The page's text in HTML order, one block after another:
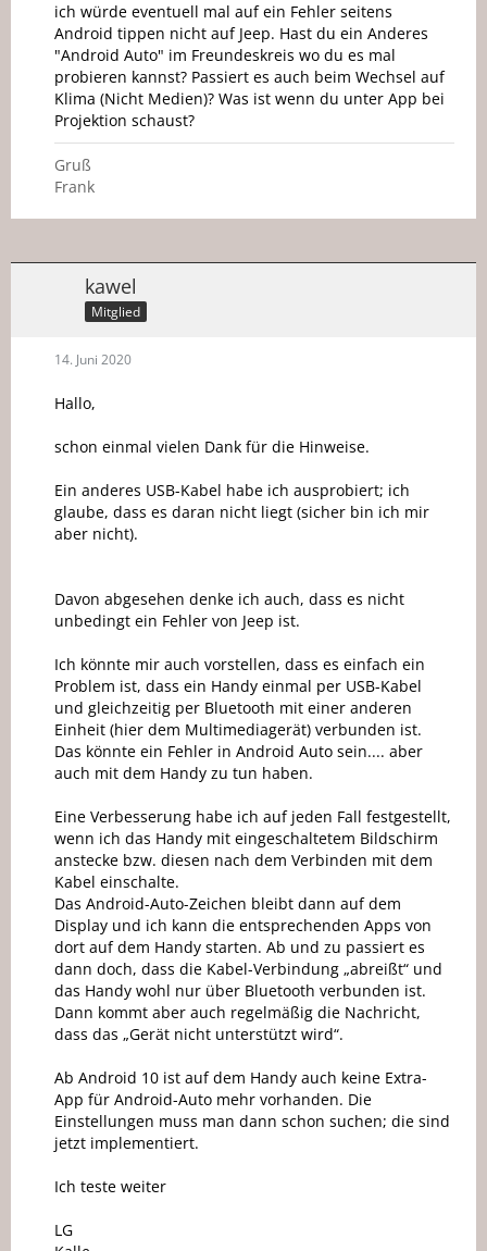
ich würde eventuell mal auf ein Fehler seitens
Android tippen nicht auf Jeep. Hast du ein Anderes
"Android Auto" im Freundeskreis wo du es mal
probieren kannst? Passiert es auch beim Wechsel auf
Klima (Nicht Medien)? Was ist wenn du unter App bei
Projektion schaust?
Gruß
Frank
kawel
Mitglied
14. Juni 2020
Hallo,
schon einmal vielen Dank für die Hinweise.
Ein anderes USB-Kabel habe ich ausprobiert; ich
glaube, dass es daran nicht liegt (sicher bin ich mir
aber nicht).
Davon abgesehen denke ich auch, dass es nicht
unbedingt ein Fehler von Jeep ist.
Ich könnte mir auch vorstellen, dass es einfach ein
Problem ist, dass ein Handy einmal per USB-Kabel
und gleichzeitig per Bluetooth mit einer anderen
Einheit (hier dem Multimediagerät) verbunden ist.
Das könnte ein Fehler in Android Auto sein.... aber
auch mit dem Handy zu tun haben.
Eine Verbesserung habe ich auf jeden Fall festgestellt,
wenn ich das Handy mit eingeschaltetem Bildschirm
anstecke bzw. diesen nach dem Verbinden mit dem
Kabel einschalte.
Das Android-Auto-Zeichen bleibt dann auf dem
Display und ich kann die entsprechenden Apps von
dort auf dem Handy starten. Ab und zu passiert es
dann doch, dass die Kabel-Verbindung „abreißt“ und
das Handy wohl nur über Bluetooth verbunden ist.
Dann kommt aber auch regelmäßig die Nachricht,
dass das „Gerät nicht unterstützt wird“.
Ab Android 10 ist auf dem Handy auch keine Extra-
App für Android-Auto mehr vorhanden. Die
Einstellungen muss man dann schon suchen; die sind
jetzt implementiert.
Ich teste weiter
LG